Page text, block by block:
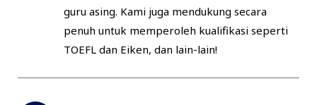
guru asing. Kami juga mendukung secara
penuh untuk memperoleh kualifikasi seperti
TOEFL dan Eiken, dan lain-lain!